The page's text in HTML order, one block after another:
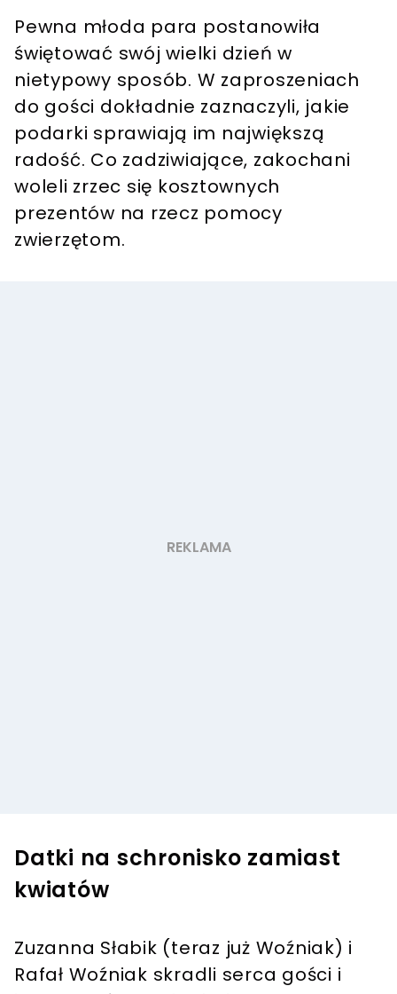
Pewna młoda para postanowiła
świętować swój wielki dzień w
nietypowy sposób. W zaproszeniach
do gości dokładnie zaznaczyli, jakie
podarki sprawiają im największą
radość. Co zadziwiające, zakochani
woleli zrzec się kosztownych
prezentów na rzecz pomocy
zwierzętom.
Datki na schronisko zamiast
kwiatów
Zuzanna Słabik (teraz już Woźniak) i
Rafał Woźniak skradli serca gości i